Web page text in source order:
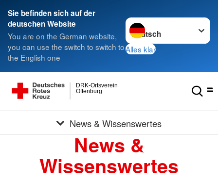
Sie befinden sich auf der
deutschen Website
You are on the German website,
you can use the switch to switch to
the English one
Sprache wechseln zu
Alles klar
Offenburg
DRK-Ortsverein
News & Wissenswertes
News &
Wissenswertes